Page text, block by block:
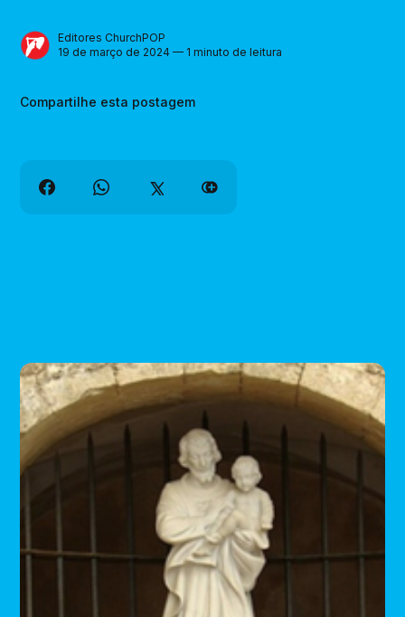
Editores ChurchPOP
19 de março de 2024 — 1 minuto de leitura
Compartilhe esta postagem